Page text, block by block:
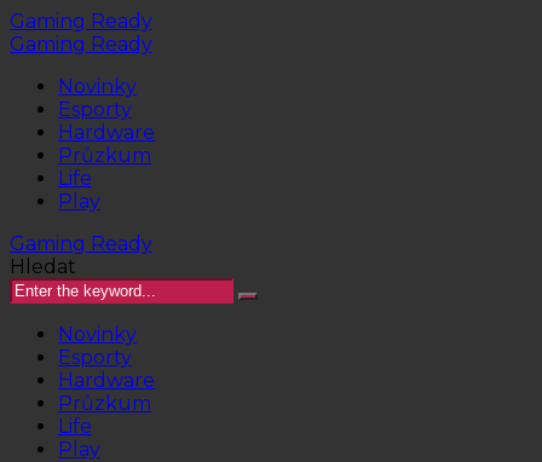
Gaming Ready
Gaming Ready
Novinky
Esporty
Hardware
Průzkum
Life
Play
Gaming Ready
Hledat
Novinky
Esporty
Hardware
Průzkum
Life
Play